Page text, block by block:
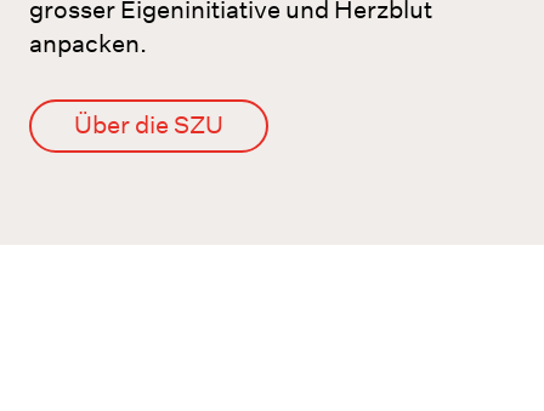
grosser Eigeninitiative und Herzblut
anpacken.
Über die SZU